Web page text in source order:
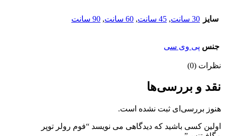
سایز 30 سانت , 45 سانت , 60 سانت , 90 سانت
جنس پی وی سی
نظرات (0)
نقد و بررسی‌ها
هنوز بررسی‌ای ثبت نشده است.
اولین کسی باشید که دیدگاهی می نویسد “فوم رولر توپر